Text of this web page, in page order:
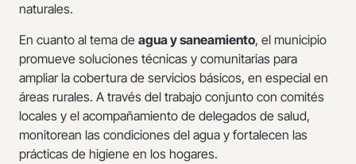
naturales.
En cuanto al tema de agua y saneamiento, el municipio
promueve soluciones técnicas y comunitarias para
ampliar la cobertura de servicios básicos, en especial en
áreas rurales. A través del trabajo conjunto con comités
locales y el acompañamiento de delegados de salud,
monitorean las condiciones del agua y fortalecen las
prácticas de higiene en los hogares.